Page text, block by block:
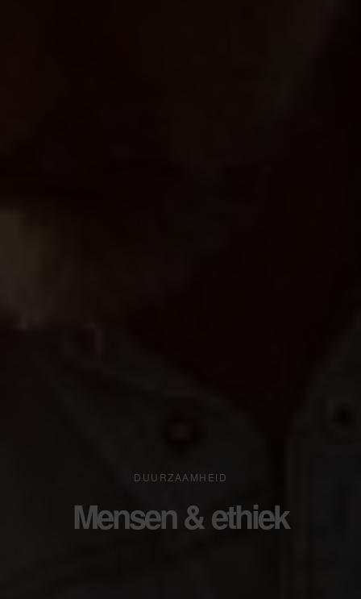
DUURZAAMHEID
Mensen & ethiek